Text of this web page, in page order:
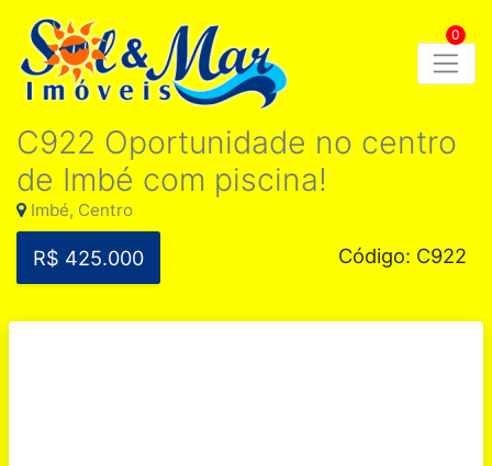
0
C922 Oportunidade no centro
de Imbé com piscina!
Imbé, Centro
Código: C922
R$ 425.000